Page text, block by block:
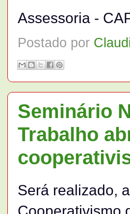
Assessoria -
Postado por
Seminário
Trabalho
Será realizado,
Cooperativismo